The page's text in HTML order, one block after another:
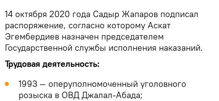
14 октября 2020 года Садыр Жапаров подписал
распоряжение, согласно которому Аскат
Эгембердиев назначен председателем
Государственной службы исполнения наказаний.
Трудовая деятельность:
1993 — оперуполномоченный уголовного
розыска в ОВД Джалал-Абада;